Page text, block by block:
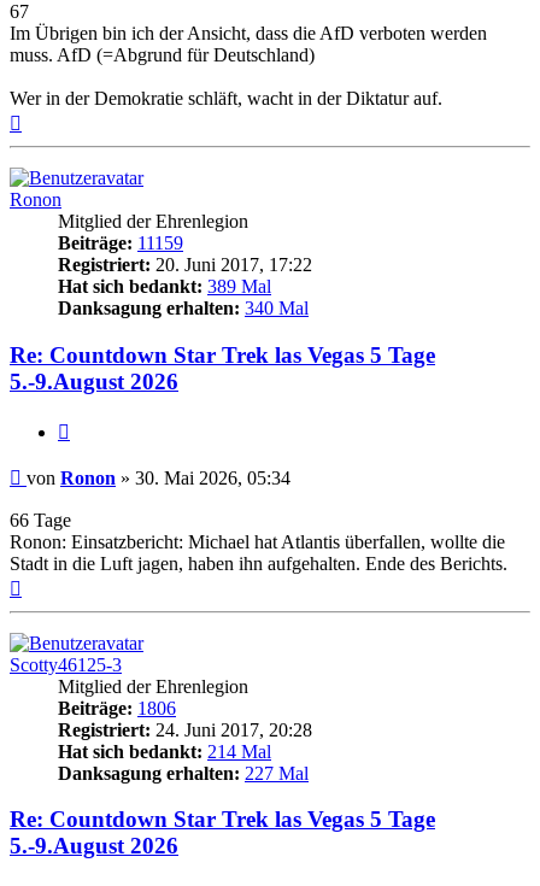
67
Im Übrigen bin ich der Ansicht, dass die AfD verboten werden
muss. AfD (=Abgrund für Deutschland)
Wer in der Demokratie schläft, wacht in der Diktatur auf.
Ronon
Mitglied der Ehrenlegion
Beiträge: 11159
Registriert: 20. Juni 2017, 17:22
Hat sich bedankt: 389 Mal
Danksagung erhalten: 340 Mal
Re: Countdown Star Trek las Vegas 5 Tage
5.-9.August 2026
Beitrag
von Ronon » 30. Mai 2026, 05:34
66 Tage
Ronon: Einsatzbericht: Michael hat Atlantis überfallen, wollte die
Stadt in die Luft jagen, haben ihn aufgehalten. Ende des Berichts.
Scotty46125-3
Mitglied der Ehrenlegion
Beiträge: 1806
Registriert: 24. Juni 2017, 20:28
Hat sich bedankt: 214 Mal
Danksagung erhalten: 227 Mal
Re: Countdown Star Trek las Vegas 5 Tage
5.-9.August 2026